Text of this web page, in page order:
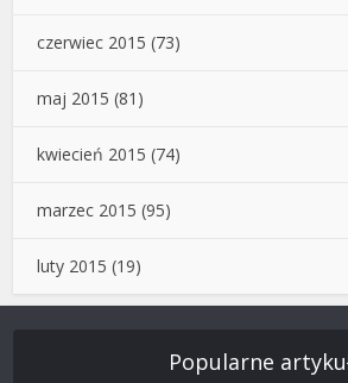
czerwiec 2015 (73)
maj 2015 (81)
kwiecień 2015 (74)
marzec 2015 (95)
luty 2015 (19)
Popularne